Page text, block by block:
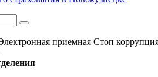
Поиск
приемная Стоп